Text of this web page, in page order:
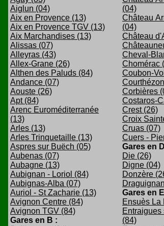
Aiglun (04)
Aix en Provence (13)
Aix en Provence TGV (13)
Aix Marchandises (13)
Alissas (07)
Alleyras (43)
Allex-Grane (26)
Althen des Paluds (84)
Andance (07)
Aouste (26)
Apt (84)
Arenc Euroméditerranée
(13)
Arles (13)
Arles Trinquetaille (13)
Aspres sur Buëch (05)
Aubenas (07)
Aubagne (13)
Aubignan - Loriol (84)
Aubignas-Alba (07)
Auriol - St Zacharie (13)
Avignon Centre (84)
Avignon TGV (84)
Gares en B :
(04)
Château
(04)
Château
Cheval-
Chomérac
Coubon-
Corbières
Costaros-
Crest (26)
Croix
Cruas (07)
Cuers -
Gares en
Die (26)
Digne (04)
Donzère
Gares en
Ensuès La
Entraigues
(84)